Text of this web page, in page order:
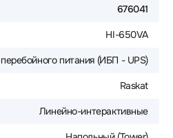
676041
HI-650VA
питания (ИБП - UPS)
Raskat
Линейно-интерактивные